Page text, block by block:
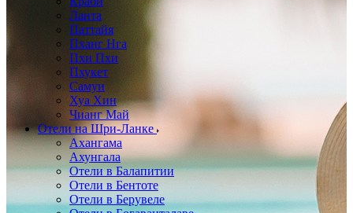
Ланта
Паттайя
Пханг Нга
Пхи Пхи
Пхукет
Самуи
Хуа Хин
Чианг Май
Отели на Шри-Ланке
Ахангама
Ахунгала
Отели в Балапитии
Отели в Бентоте
Отели в Берувеле